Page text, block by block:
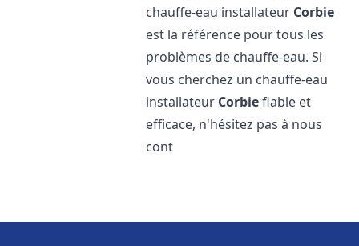
chauffe-eau installateur Corbie
est la référence pour tous les
problèmes de chauffe-eau. Si
vous cherchez un chauffe-eau
installateur Corbiefiable et
efficace, n'hésitez pas à nous
cont